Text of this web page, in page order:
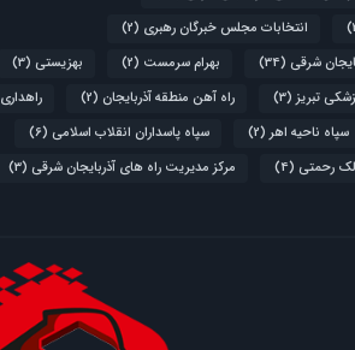
انتخابات مجلس خبرگان رهبری (2)
شرقی (34) بهرام سرمست (2) بهزیستی (3)
تبریز (3) راه آهن منطقه آذربایجان (2) راهداری
سپاه ناحیه اهر (2) سپاه پاسداران انقلاب اسلامی (6)
رحمتی (4) مرکز مدیریت راه های آذربایجان شرقی (3)